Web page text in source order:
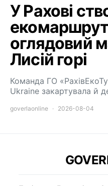
У Рахові
оглядовий
Лисій горі
Команда ГО
Ukraine закартувала й
goverlaonline 2026-08-04